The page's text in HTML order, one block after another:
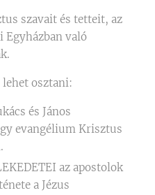
szavait és tetteit, az
Egyházban való
lehet osztani:
és János
evangélium Krisztus
az apostolok
a Jézus